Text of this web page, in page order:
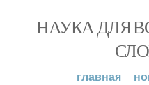
НАУКА ДЛЯ
главная